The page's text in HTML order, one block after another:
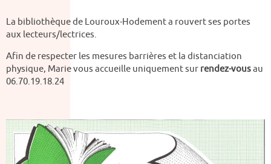
La bibliothèque de Louroux-Hodement a rouvert ses portes
aux lecteurs/lectrices.
Afin de respecter les mesures barrières et la distanciation
physique, Marie vous accueille uniquement sur rendez-vousau
06.70.19.18.24